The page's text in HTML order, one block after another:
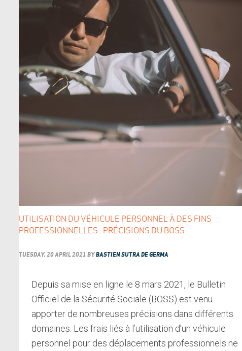
UTILISATION DU VÉHICULE PERSONNEL À DES FINS
PROFESSIONNELLES : PRÉCISIONS DU BOSS
TUESDAY, 20 APRIL 2021 BY BASTIEN SUTRA DE GERMA
Depuis sa mise en ligne le 8 mars 2021, le Bulletin
Officiel de la Sécurité Sociale (BOSS) est venu
apporter de nombreuses précisions dans différents
domaines. Les frais liés à l’utilisation d’un véhicule
personnel pour des déplacements professionnels ne